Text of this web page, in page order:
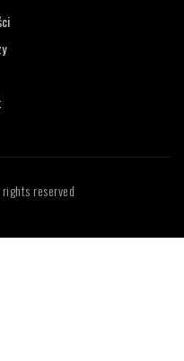
reserved